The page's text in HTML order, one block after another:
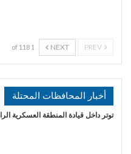
NEXT
1 of 118
أخبار المحافظات المحتلة
توتر داخل قيادة المنطقة العسكرية